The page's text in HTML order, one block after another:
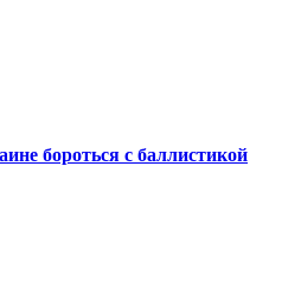
бороться с баллистикой